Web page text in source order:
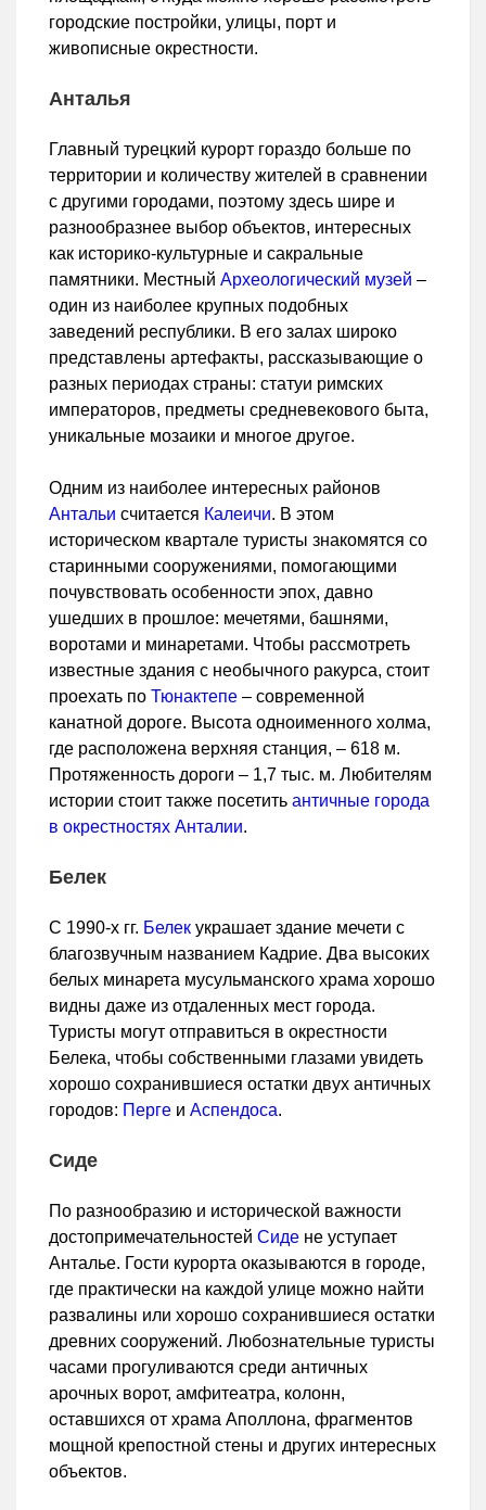
городские постройки, улицы, порт и
живописные окрестности.
Анталья
Главный турецкий курорт гораздо больше по
территории и количеству жителей в сравнении
с другими городами, поэтому здесь шире и
разнообразнее выбор объектов, интересных
как историко-культурные и сакральные
памятники. Местный Археологический музей –
один из наиболее крупных подобных
заведений республики. В его залах широко
представлены артефакты, рассказывающие о
разных периодах страны: статуи римских
императоров, предметы средневекового быта,
уникальные мозаики и многое другое.
Одним из наиболее интересных районов
Антальи считается Калеичи. В этом
историческом квартале туристы знакомятся со
старинными сооружениями, помогающими
почувствовать особенности эпох, давно
ушедших в прошлое: мечетями, башнями,
воротами и минаретами. Чтобы рассмотреть
известные здания с необычного ракурса, стоит
проехать по Тюнактепе – современной
канатной дороге. Высота одноименного холма,
где расположена верхняя станция, – 618 м.
Протяженность дороги – 1,7 тыс. м. Любителям
истории стоит также посетить античные города
в окрестностях Анталии.
Белек
С 1990-х гг. Белек украшает здание мечети с
благозвучным названием Кадрие. Два высоких
белых минарета мусульманского храма хорошо
видны даже из отдаленных мест города.
Туристы могут отправиться в окрестности
Белека, чтобы собственными глазами увидеть
хорошо сохранившиеся остатки двух античных
городов: Перге и Аспендоса.
Сиде
По разнообразию и исторической важности
достопримечательностей Сиде не уступает
Анталье. Гости курорта оказываются в городе,
где практически на каждой улице можно найти
развалины или хорошо сохранившиеся остатки
древних сооружений. Любознательные туристы
часами прогуливаются среди античных
арочных ворот, амфитеатра, колонн,
оставшихся от храма Аполлона, фрагментов
мощной крепостной стены и других интересных
объектов.